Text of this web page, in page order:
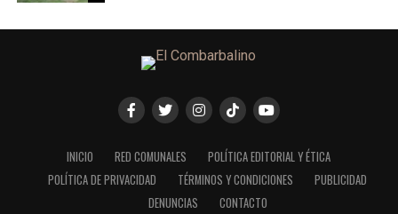
INICIO RED COMUNALES
POLÍTICA EDITORIAL Y ÉTICA
POLÍTICA DE PRIVACIDAD
TÉRMINOS Y CONDICIONES
PUBLICIDAD
DENUNCIAS
CONTACTO